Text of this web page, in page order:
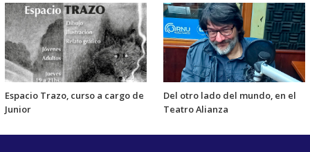
Espacio Trazo, curso a cargo de
Junior
Del otro lado del mundo, en el
Teatro Alianza